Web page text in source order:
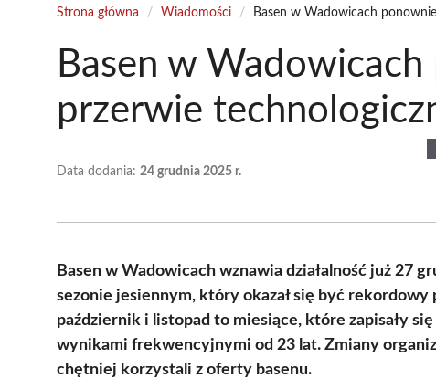
Strona główna / Wiadomości / Basen w Wadowicach
Basen w
przerwie
Data dodania: 24 grudnia 2025 r.
Basen w Wadowicach wznawia działalność już 27
sezonie jesiennym, który okazał się być
październik i listopad to miesiące, które zapisały
wynikami frekwencyjnymi od 23 lat. Zmiany
chętniej korzystali z oferty basenu.